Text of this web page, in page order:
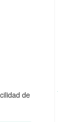
de